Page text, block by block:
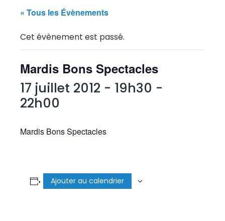
« Tous les Évènements
Cet évènement est passé.
Mardis Bons Spectacles
17 juillet 2012 - 19h30 -
22h00
Mardis Bons Spectacles
Ajouter au calendrier